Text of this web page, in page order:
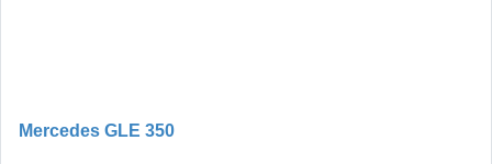
Mercedes GLE 350